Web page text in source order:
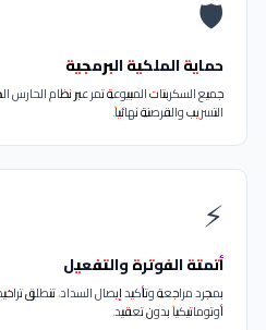
الملكية البرمجية
المبيوعة تمر عبر نظام الحارس الخفي
والقرصنة نهائياً.